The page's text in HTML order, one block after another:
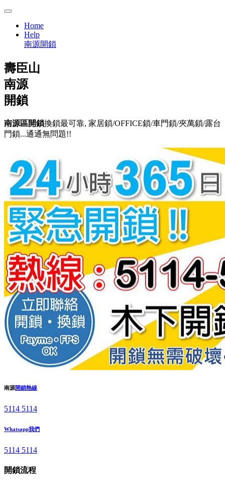
Home
Help
南源開鎖
壽臣山
南源
開鎖
南源區開鎖換鎖最可靠, 家居鎖/OFFICE鎖/車門鎖/夾萬鎖/露台
門鎖...通通無問題!!
南源開鎖熱線
5114 5114
Whatsapp我們
5114 5114
開鎖流程